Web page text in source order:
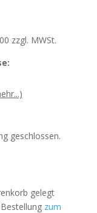
zzgl. MWSt.
geschlossen.
gelegt
zum